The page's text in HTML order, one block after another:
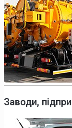
Заводи,